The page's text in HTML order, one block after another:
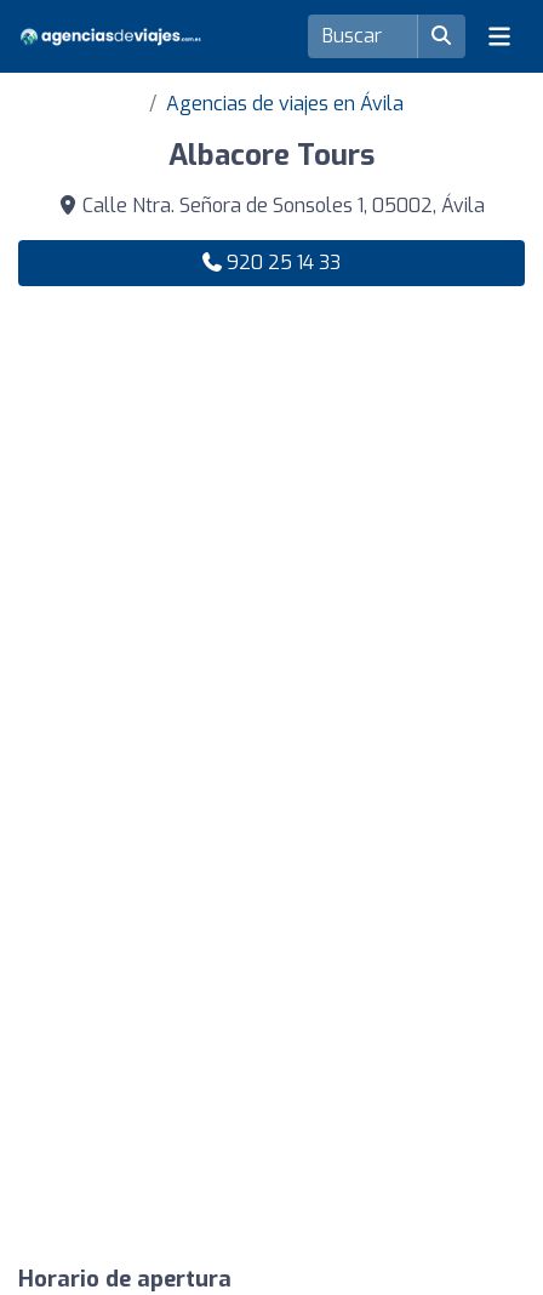
Agencias de viajes en Ávila
Albacore Tours
Calle Ntra. Señora de Sonsoles 1, 05002, Ávila
920 25 14 33
Horario de apertura